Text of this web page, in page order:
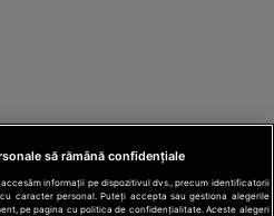
să rămână confidențiale
informații pe dispozitivul dvs., precum identificatorii
caracter personal. Puteți accepta sau gestiona alegerile
pe pagina cu politica de confidențialitate. Aceste alegeri